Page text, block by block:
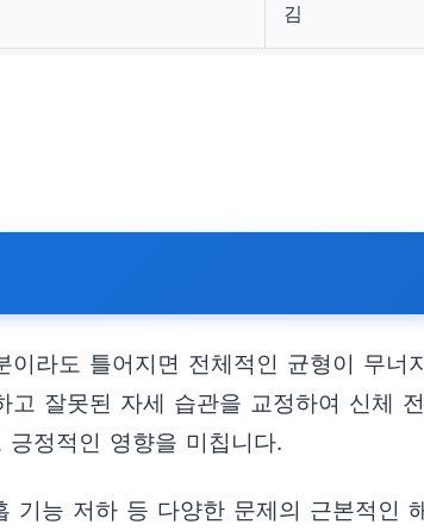
김
라도 틀어지면 전체적인 균형이 무너
잘못된 자세 습관을 교정하여 신체
정적인 영향을 미칩니다.
기능 저하 등 다양한 문제의 근본적인